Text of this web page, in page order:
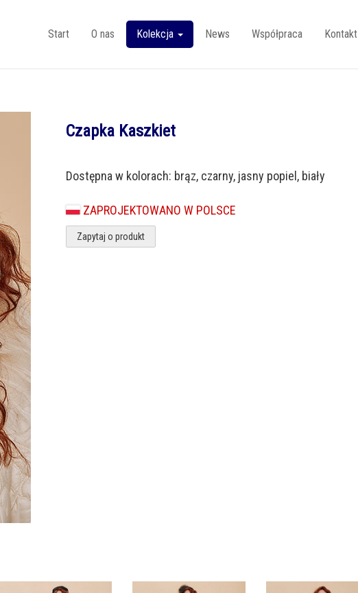
Start O nas Kolekcja News Współpraca Kontakt
Czapka Kaszkiet
Dostępna w kolorach: brąz, czarny, jasny popiel, biały
ZAPROJEKTOWANO W POLSCE
Zapytaj o produkt